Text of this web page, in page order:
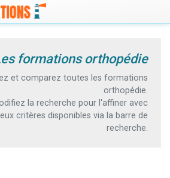
formations orthopédie
et comparez toutes les formations
orthopédie.
la recherche pour l'affiner avec
critères disponibles via la barre de
recherche.